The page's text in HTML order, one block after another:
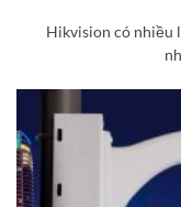
Hikvision có nhiều